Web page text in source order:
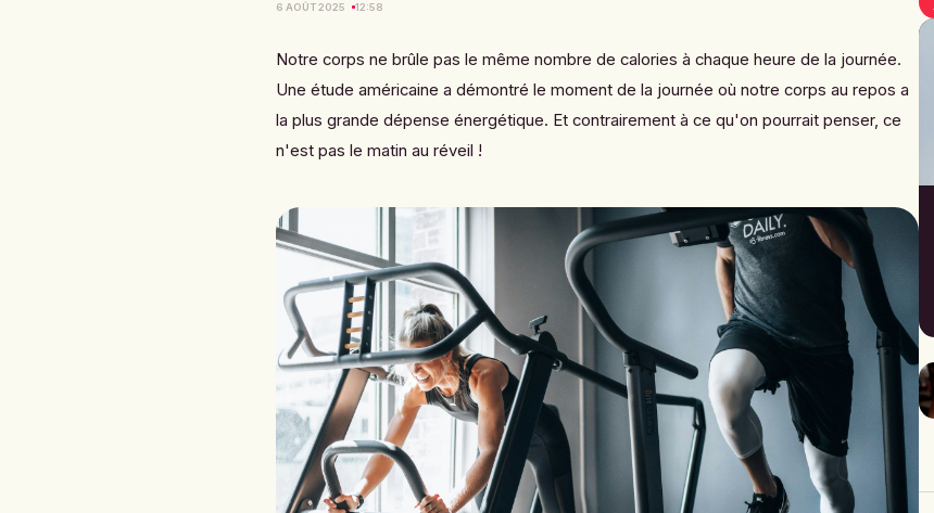
6 AOÛT 2025 12:58
Notre corps ne brûle pas le même nombre de calories à chaque heure de la journée.
Une étude américaine a démontré le moment de la journée où notre corps au repos a
la plus grande dépense énergétique. Et contrairement à ce qu'on pourrait penser, ce
n'est pas le matin au réveil !